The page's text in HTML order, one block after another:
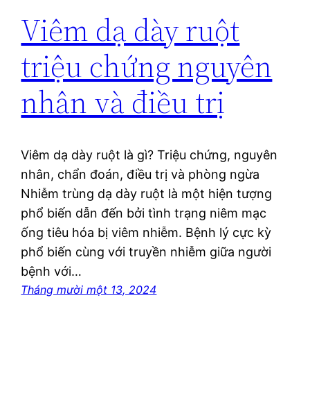
Viêm dạ dày ruột
triệu chứng nguyên
nhân và điều trị
Viêm dạ dày ruột là gì? Triệu chứng, nguyên
nhân, chẩn đoán, điều trị và phòng ngừa
Nhiễm trùng dạ dày ruột là một hiện tượng
phổ biến dẫn đến bởi tình trạng niêm mạc
ống tiêu hóa bị viêm nhiễm. Bệnh lý cực kỳ
phổ biến cùng với truyền nhiễm giữa người
bệnh với…
Tháng mười một 13, 2024